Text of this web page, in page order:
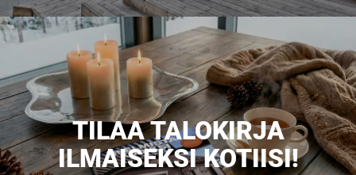
TILAA TALOKIRJA
ILMAISEKSI KOTIISI!